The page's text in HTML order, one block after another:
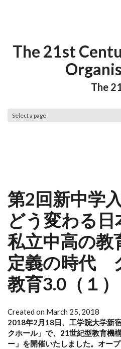
The 21st
The
第2回新中学
どう変わる日
私立中高の教
定義の時代
教育3.0（１）
Created on March 25, 2018
2018年2月18日、工学院大学新
クホール」で、21世紀型教育機
ー」を開催いたしました。オー